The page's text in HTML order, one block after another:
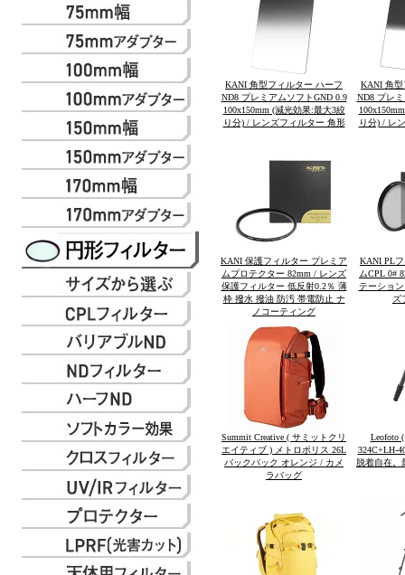
KANI 角型フィルター ハーフ
ND8 プレミアムソフトGND 0.9
100x150mm (減光効果:最大3絞
り分) / レンズフィルター 角形
KANI 角型
ND8 プレ
り分) / レ
KANI 保護フィルター プレミア
ムプロテクター 82mm / レンズ
保護フィルター 低反射0.2％ 薄
枠 撥水 撥油 防汚 帯電防止 ナ
ノコーティング
KANI PL
ムCPL 0#
テーショ
ズ
Summit Creative ( サミットクリ
エイティブ ) メトロポリス 26L
バックパック オレンジ / カメ
ラバッグ
Leofoto
324C+LH-
脱着自在。